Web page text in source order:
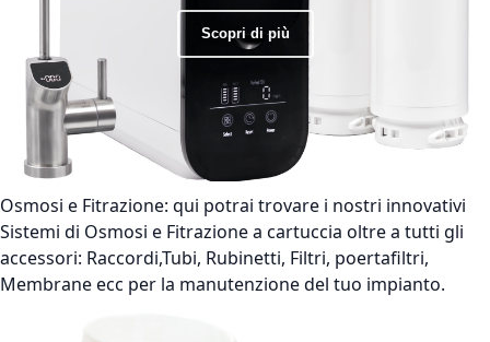
Scopri di più
Osmosi e Fitrazione: qui potrai trovare i nostri innovativi
Sistemi di Osmosi e Fitrazione a cartuccia oltre a tutti gli
accessori: Raccordi,Tubi, Rubinetti, Filtri, poertafiltri,
Membrane ecc per la manutenzione del tuo impianto.